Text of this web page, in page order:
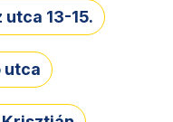
utca 13-15.
utca